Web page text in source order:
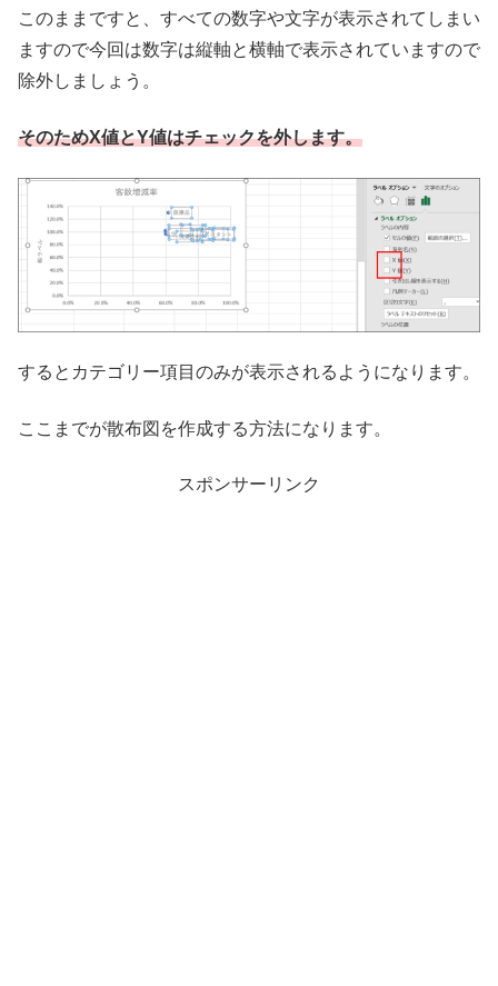
このままですと、すべての数字や文字が表示されてしまい
ますので今回は数字は縦軸と横軸で表示されていますので
除外しましょう。
そのためX値とY値はチェックを外します。
するとカテゴリー項目のみが表示されるようになります。
ここまでが散布図を作成する方法になります。
スポンサーリンク